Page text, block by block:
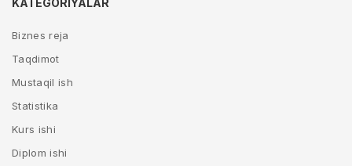
KATEGORIYALAR
Biznes reja
Taqdimot
Mustaqil ish
Statistika
Kurs ishi
Diplom ishi